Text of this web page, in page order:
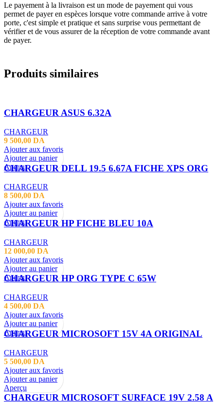
Le payement à la livraison est un mode de payement qui vous
permet de payer en espèces lorsque votre commande arrive à votre
porte, c'est simple et pratique et sans surprise vous permettant de
vérifier et de vous assurer de la réception de votre commande avant
de payer.
Produits similaires
CHARGEUR ASUS 6.32A
CHARGEUR
9 500,00 DA
Ajouter aux favoris
Ajouter au panier
Aperçu
CHARGEUR DELL 19.5 6.67A FICHE XPS ORG
CHARGEUR
8 500,00 DA
Ajouter aux favoris
Ajouter au panier
Aperçu
CHARGEUR HP FICHE BLEU 10A
CHARGEUR
12 000,00 DA
Ajouter aux favoris
Ajouter au panier
Aperçu
CHARGEUR HP ORG TYPE C 65W
CHARGEUR
4 500,00 DA
Ajouter aux favoris
Ajouter au panier
Aperçu
CHARGEUR MICROSOFT 15V 4A ORIGINAL
CHARGEUR
5 500,00 DA
Ajouter aux favoris
Ajouter au panier
Aperçu
CHARGEUR MICROSOFT SURFACE 19V 2.58 A